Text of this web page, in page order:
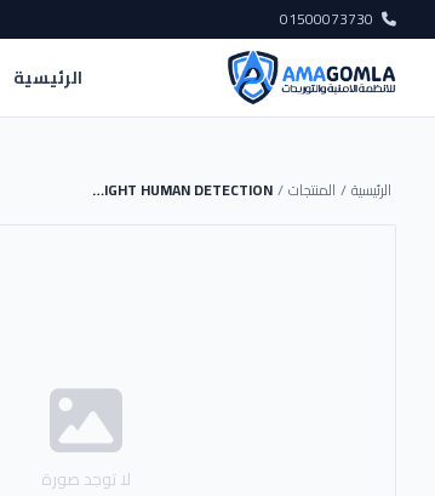
الرئيسية
الرئيسية/ المنتجات/
CAM DAH IP 8MP TURRET MIC DUAL-LIGHT HUMAN DETECTION
لا توجد صورة